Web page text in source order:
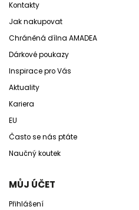
Kontakty
Jak nakupovat
Chráněná dílna AMADEA
Dárkové poukazy
Inspirace pro Vás
Aktuality
Kariera
EU
Často se nás ptáte
Naučný koutek
MŮJ ÚČET
Přihlášení